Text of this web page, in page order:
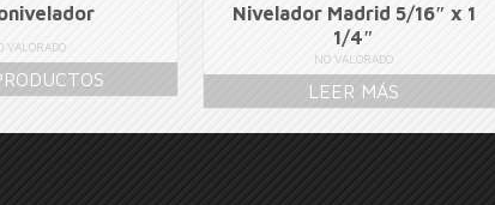
VALORADO
Nivelador Madrid 5/16″ x 1
1/4″
NO VALORADO
LEER MÁS